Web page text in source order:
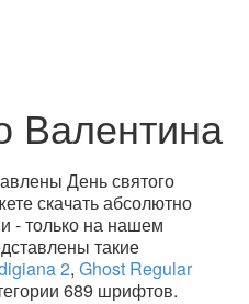
Валентина
День святого
скачать абсолютно
- только на нашем
такие
2, Ghost Regular
689 шрифтов.